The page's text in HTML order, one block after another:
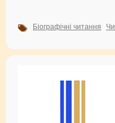
Біографічні читання